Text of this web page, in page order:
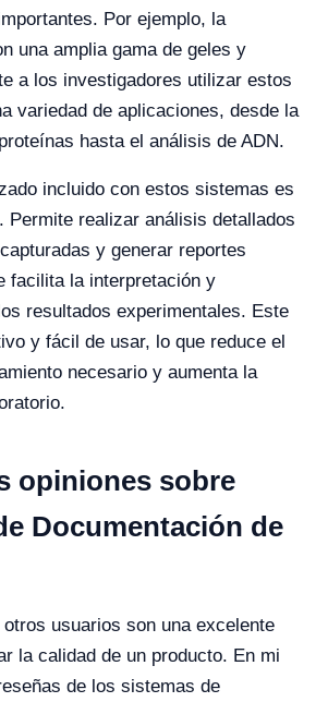
Por ejemplo, la
una amplia gama de geles y
a los investigadores utilizar estos
variedad de aplicaciones, desde la
hasta el análisis de ADN.
incluido con estos sistemas es
Permite realizar análisis detallados
y generar reportes
facilita la interpretación y
resultados experimentales. Este
y fácil de usar, lo que reduce el
necesario y aumenta la
opiniones sobre
Documentación de
usuarios son una excelente
la calidad de un producto. En mi
de los sistemas de